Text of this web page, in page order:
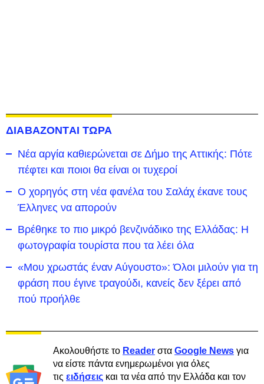
ΔΙΑΒΑΖΟΝΤΑΙ ΤΩΡΑ
Νέα αργία καθιερώνεται σε Δήμο της Αττικής: Πότε
πέφτει και ποιοι θα είναι οι τυχεροί
Ο χορηγός στη νέα φανέλα του Σαλάχ έκανε τους
Έλληνες να απορούν
Βρέθηκε το πιο μικρό βενζινάδικο της Ελλάδας: Η
φωτογραφία τουρίστα που τα λέει όλα
«Μου χρωστάς έναν Αύγουστο»: Όλοι μιλούν για τη
φράση που έγινε τραγούδι, κανείς δεν ξέρει από
πού προήλθε
Ακολουθήστε το Reader στα Google News για
να είστε πάντα ενημερωμένοι για όλες
τις ειδήσεις και τα νέα από την Ελλάδα και τον